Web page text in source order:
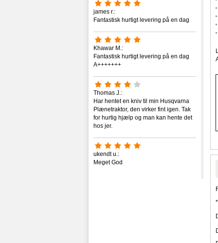
james r.:
Fantastisk hurtigt levering på en dag
Khawar M.:
Fantastisk hurtigt levering på en dag
A+++++++
Thomas J.:
Har hentet en kniv til min Husqvarna
Plænetraktor, den virker fint igen. Tak
for hurtig hjælp og man kan hente det
hos jer.
ukendt u.:
Meget God